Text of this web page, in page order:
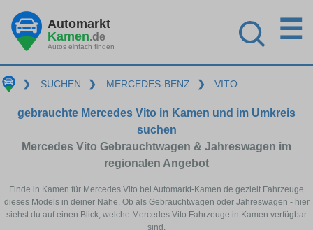
Automarkt
Kamen.de
Autos einfach finden
☰
❯ SUCHEN ❯ MERCEDES-BENZ ❯ VITO
gebrauchte Mercedes Vito in Kamen und im Umkreis
suchen
Mercedes Vito Gebrauchtwagen & Jahreswagen im
regionalen Angebot
Finde in Kamen für Mercedes Vito bei Automarkt-Kamen.de gezielt Fahrzeuge
dieses Models in deiner Nähe. Ob als Gebrauchtwagen oder Jahreswagen - hier
siehst du auf einen Blick, welche Mercedes Vito Fahrzeuge in Kamen verfügbar
sind.